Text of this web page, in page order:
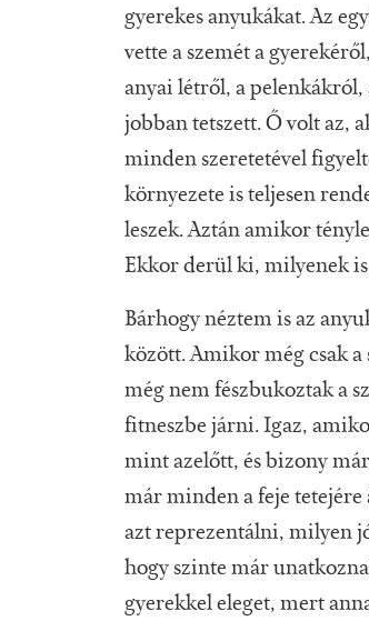
gyerekes anyukákat. Az
vette a szemét a
anyai létről, a pelenkákról,
jobban tetszett. Ő volt az,
minden szeretetével
környezete is teljesen
leszek. Aztán amikor
Ekkor derül ki, milyenek
Bárhogy néztem is az
között. Amikor még csak
még nem fészbukoztak a
fitneszbe járni. Igaz,
mint azelőtt, és bizony
már minden a feje tetejére
azt reprezentálni, milyen
hogy szinte már
gyerekkel eleget, mert